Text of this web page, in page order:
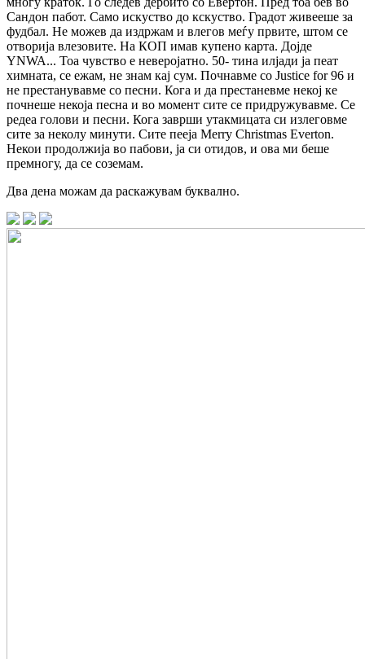
Сандон пабот. Само искуство до кскуство. Градот живееше за
фудбал. Не можев да издржам и влегов меѓу првите, штом се
отворија влезовите. На КОП имав купено карта. Дојде
YNWA... Тоа чувство е неверојатно. 50- тина илјади ја пеат
химната, се ежам, не знам кај сум. Почнавме со Justice for 96 и
не престанувавме со песни. Кога и да престаневме некој ке
почнеше некоја песна и во момент сите се придружувавме. Се
редеа голови и песни. Кога заврши утакмицата си излеговме
сите за неколу минути. Сите пееја Merry Christmas Everton.
Некои продолжија во пабови, ја си отидов, и ова ми беше
премногу, да се соземам.
Два дена можам да раскажувам буквално.